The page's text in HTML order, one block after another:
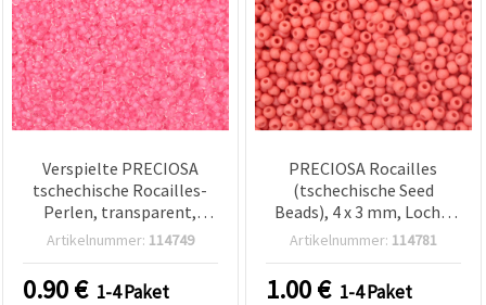
Verspielte PRECIOSA
tschechische Rocailles-
Perlen, transparent,
innengefärbt in
0,5 mm – 20 g (±2150 Stk.)
Artikelnummer: 114749
0.90€ 1-4 Paket
PRECIOSA Rocailles
(tschechische Seed
Beads), 4 x 3 mm, Loch 1
mm, deckend matt
Artikelnummer: 114781
1.00€ 1-4 Paket